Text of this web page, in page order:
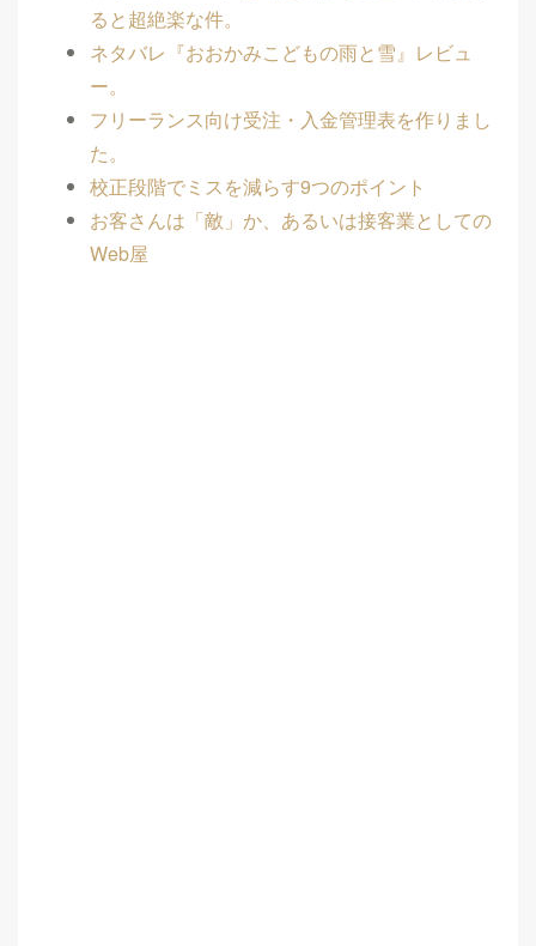
ると超絶楽な件。
ネタバレ『おおかみこどもの雨と雪』レビュ
ー。
フリーランス向け受注・入金管理表を作りまし
た。
校正段階でミスを減らす9つのポイント
お客さんは「敵」か、あるいは接客業としての
Web屋